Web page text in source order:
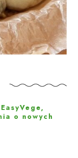
o nowych